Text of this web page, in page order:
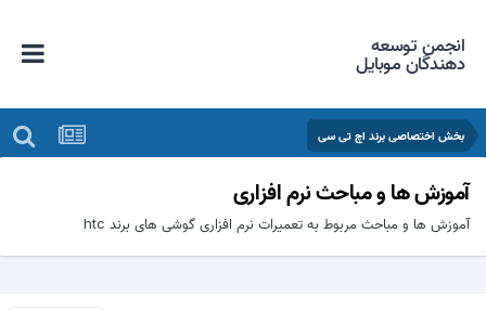
انجمن توسعه
دهندگان موبایل
بخش اختصاصی برند اچ تی سی
آموزش ها و مباحث نرم افزاری
آموزش ها و مباحث مربوط به تعمیرات نرم افزاری گوشی های برند htc